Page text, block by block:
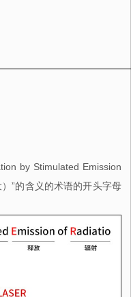
by Stimulated Emission
”的含义的术语的开头字母